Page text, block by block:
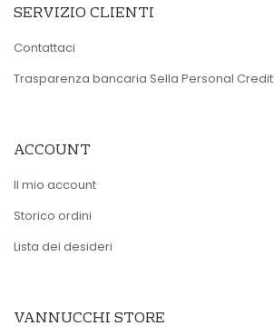
SERVIZIO CLIENTI
Contattaci
Trasparenza bancaria Sella Personal Credit
ACCOUNT
Il mio account
Storico ordini
Lista dei desideri
VANNUCCHI STORE